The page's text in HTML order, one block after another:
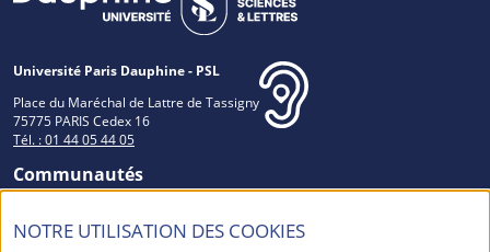
NOTRE UTILISATION DES COOKIES
Université Paris Dauphine - PSL
Place du Maréchal de Lattre de Tassigny
75775 PARIS Cedex 16
Tél. : 01 44 05 44 05
Communautés